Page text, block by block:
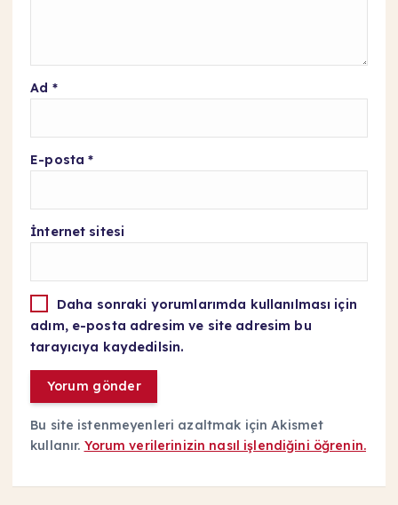
Ad *
E-posta*
İnternet sitesi
Daha sonraki yorumlarımda kullanılması için
adım, e-posta adresim ve site adresim bu
tarayıcıya kaydedilsin.
Bu site istenmeyenleri azaltmak için Akismet
kullanır. Yorum verilerinizin nasıl işlendiğini öğrenin.